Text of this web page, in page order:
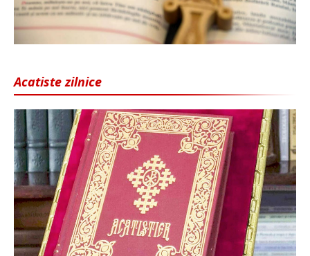
Acatiste zilnice